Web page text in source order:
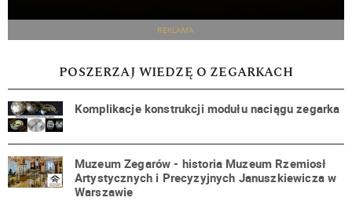
REKLAMA
POSZERZAJ WIEDZĘ O ZEGARKACH
Komplikacje konstrukcji modułu naciągu zegarka
Muzeum Zegarów - historia Muzeum Rzemiosł
Artystycznych i Precyzyjnych Januszkiewicza w
Warszawie